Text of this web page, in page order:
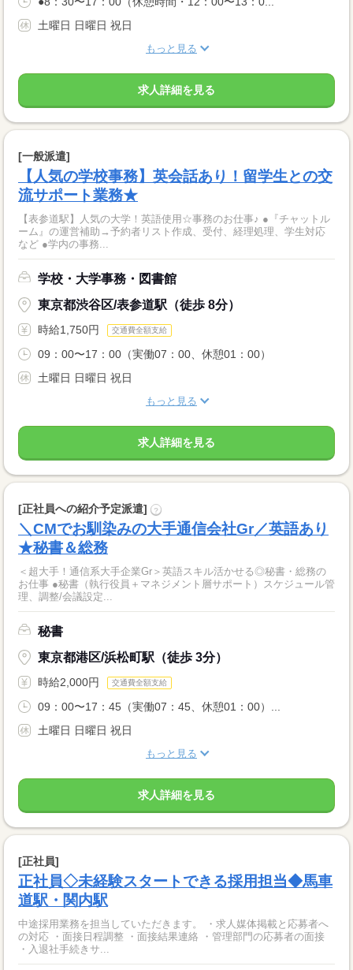
土曜日 日曜日 祝日
もっと見る
求人詳細を見る
[一般派遣]
【人気の学校事務】英会話あり！留学生との交
流サポート業務★
【表参道駅】人気の大学！英語使用☆事務のお仕事♪ ●『チャットル
ーム』の運営補助→予約者リスト作成、受付、経理処理、学生対応
など ●学内の事務...
学校・大学事務・図書館
東京都渋谷区/表参道駅（徒歩 8分）
時給1,750円 交通費全額支給
09：00〜17：00（実働07：00、休憩01：00）
土曜日 日曜日 祝日
もっと見る
求人詳細を見る
[正社員への紹介予定派遣] ?
＼CMでお馴染みの大手通信会社Gr／英語あり
★秘書＆総務
＜超大手！通信系大手企業Gr＞英語スキル活かせる◎秘書・総務の
お仕事 ●秘書（執行役員＋マネジメント層サポート）スケジュール管
理、調整/会議設定...
秘書
東京都港区/浜松町駅（徒歩 3分）
時給2,000円 交通費全額支給
09：00〜17：45（実働07：45、休憩01：00）...
土曜日 日曜日 祝日
もっと見る
求人詳細を見る
[正社員]
正社員◇未経験スタートできる採用担当◆馬車
道駅・関内駅
中途採用業務を担当していただきます。 ・求人媒体掲載と応募者へ
の対応 ・面接日程調整 ・面接結果連絡 ・管理部門の応募者の面接
・入退社手続きサ...